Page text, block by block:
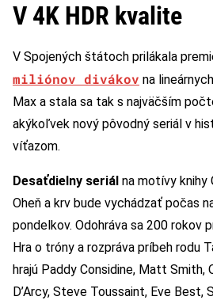
V 4K HDR kvalite
V Spojených štátoch prilákala
miliónov divákov na
Max a stala sa tak s najväčším
akýkoľvek nový pôvodný seriál v
víťazom.
Desaťdielny seriál na motívy knihy
Oheň a krv bude vychádzať počas
pondelkov. Odohráva sa 200 rokov
Hra o tróny a rozpráva príbeh rodu
hrajú Paddy Considine, Matt Smith,
D’Arcy, Steve Toussaint, Eve Best,